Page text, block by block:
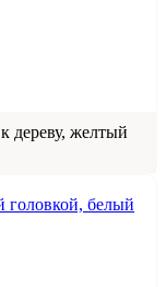
дереву, желтый